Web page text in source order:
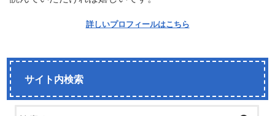
詳しいプロフィールはこちら
サイト内検索